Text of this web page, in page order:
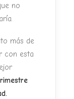
no
más de
con esta